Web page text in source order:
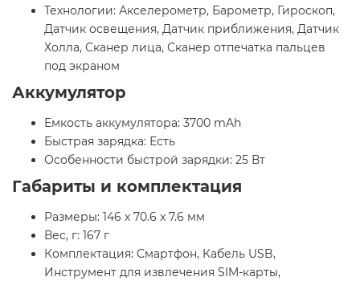
Технологии: Акселерометр, Барометр, Гироскоп,
Датчик освещения, Датчик приближения, Датчик
Холла, Сканер лица, Сканер отпечатка пальцев
под экраном
Аккумулятор
Емкость аккумулятора: 3700 mAh
Быстрая зарядка: Есть
Особенности быстрой зарядки: 25 Вт
Габариты и комплектация
Размеры: 146 x 70.6 x 7.6 мм
Вес, г: 167 г
Комплектация: Смартфон, Кабель USB,
Инструмент для извлечения SIM-карты,